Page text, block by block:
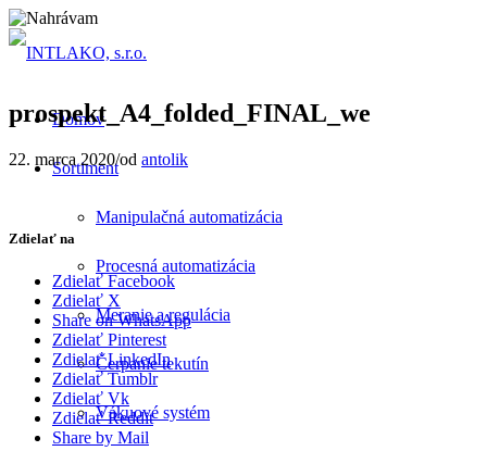
Domov
Sortiment
Manipulačná automatizácia
Procesná automatizácia
Meranie a regulácia
Čerpanie tekutín
Vákuové systém
prospekt_A4_folded_FINAL_we
22. marca 2020/od antolik
Zdielať na
Zdielať Facebook
Zdielať X
Share on WhatsApp
Zdielať Pinterest
Zdielať LinkedIn
Zdielať Tumblr
Zdielať Vk
Zdielať Reddit
Share by Mail